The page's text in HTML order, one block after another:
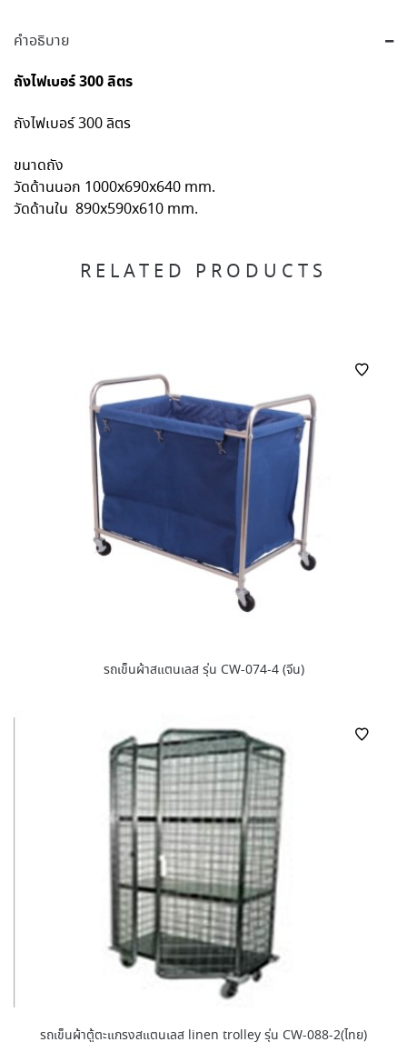
คำอธิบาย
ถังไฟเบอร์ 300 ลิตร
ถังไฟเบอร์ 300 ลิตร
ขนาดถัง
วัดด้านนอก 1000x690x640 mm.
วัดด้านใน 890x590x610 mm.
RELATED PRODUCTS
รถเข็นผ้าสแตนเลส รุ่น CW-074-4 (จีน)
รถเข็นผ้าตู้ตะแกรงสแตนเลส linen trolley รุ่น CW-088-2(ไทย)